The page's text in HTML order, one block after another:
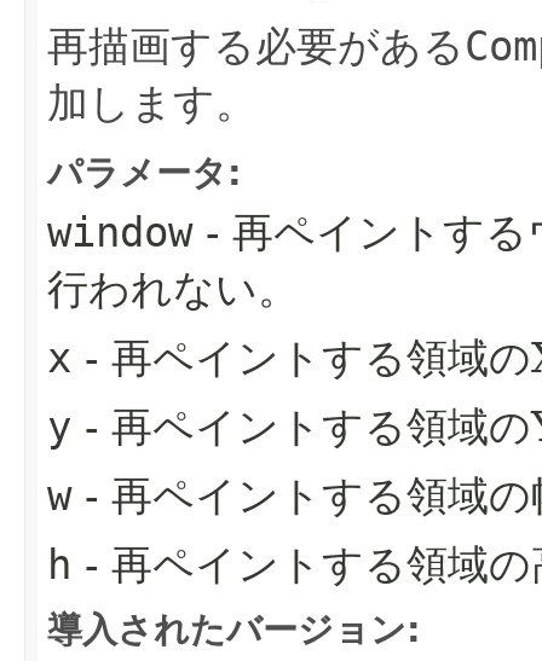
再描画する必要がある
加します。
パラメータ:
window- 再ペイントする
行われない。
x - 再ペイントする領域の
y - 再ペイントする領域の
w- 再ペイントする領域の
h - 再ペイントする領域の
導入されたバージョン: